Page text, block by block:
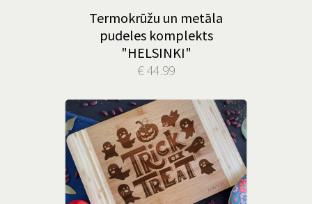
Termokrūžu un metāla
pudeles komplekts
"HELSINKI"
€ 44.99